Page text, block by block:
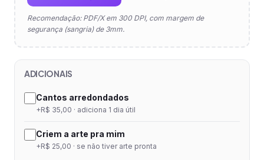
Recomendação: PDF/X em 300 DPI, com margem de
segurança (sangria) de 3mm.
ADICIONAIS
Cantos arredondados
+R$ 35,00 · adiciona 1 dia útil
Criem a arte pra mim
+R$ 25,00 · se não tiver arte pronta